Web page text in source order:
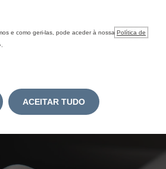
e como geri-las, pode aceder à nossa Política de
ACEITAR TUDO